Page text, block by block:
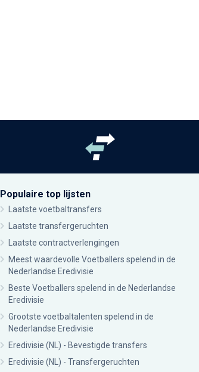
Populaire top lijsten
Laatste voetbaltransfers
Laatste transfergeruchten
Laatste contractverlengingen
Meest waardevolle Voetballers spelend in de
Nederlandse Eredivisie
Beste Voetballers spelend in de Nederlandse
Eredivisie
Grootste voetbaltalenten spelend in de
Nederlandse Eredivisie
Eredivisie (NL) - Bevestigde transfers
Eredivisie (NL) - Transfergeruchten